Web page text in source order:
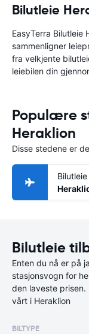
Bilutleie
EasyTerra Bilutleie
sammenligner
fra velkjente
leiebilen din
Populære
Heraklion
Disse stedene er
Bilutleie
Bilutleie
Enten du nå er på
stasjonsvogn for
den laveste
vårt i Heraklion
BILTYPE